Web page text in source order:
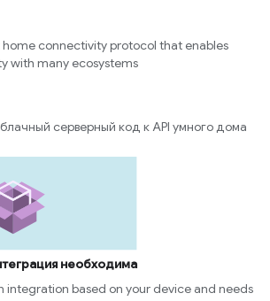
home connectivity protocol that enables
with many ecosystems
серверный код к API умного дома
необходима
integration based on your device and needs